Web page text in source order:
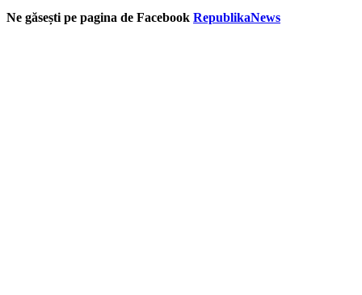
Ne găsești pe pagina de Facebook RepublikaNews